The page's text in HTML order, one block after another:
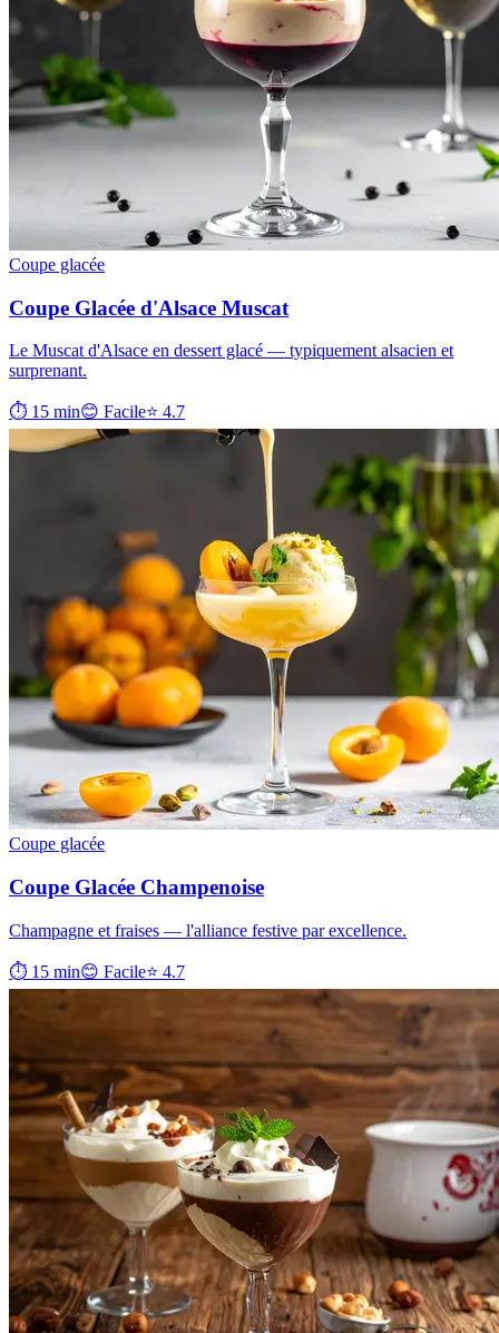
Coupe glacée
Coupe Glacée d'Alsace Muscat
Le Muscat d'Alsace en dessert glacé — typiquement alsacien et
surprenant.
⏱ 15 min😊 Facile⭐ 4.7
Coupe glacée
Coupe Glacée Champenoise
Champagne et fraises — l'alliance festive par excellence.
⏱ 15 min😊 Facile⭐ 4.7